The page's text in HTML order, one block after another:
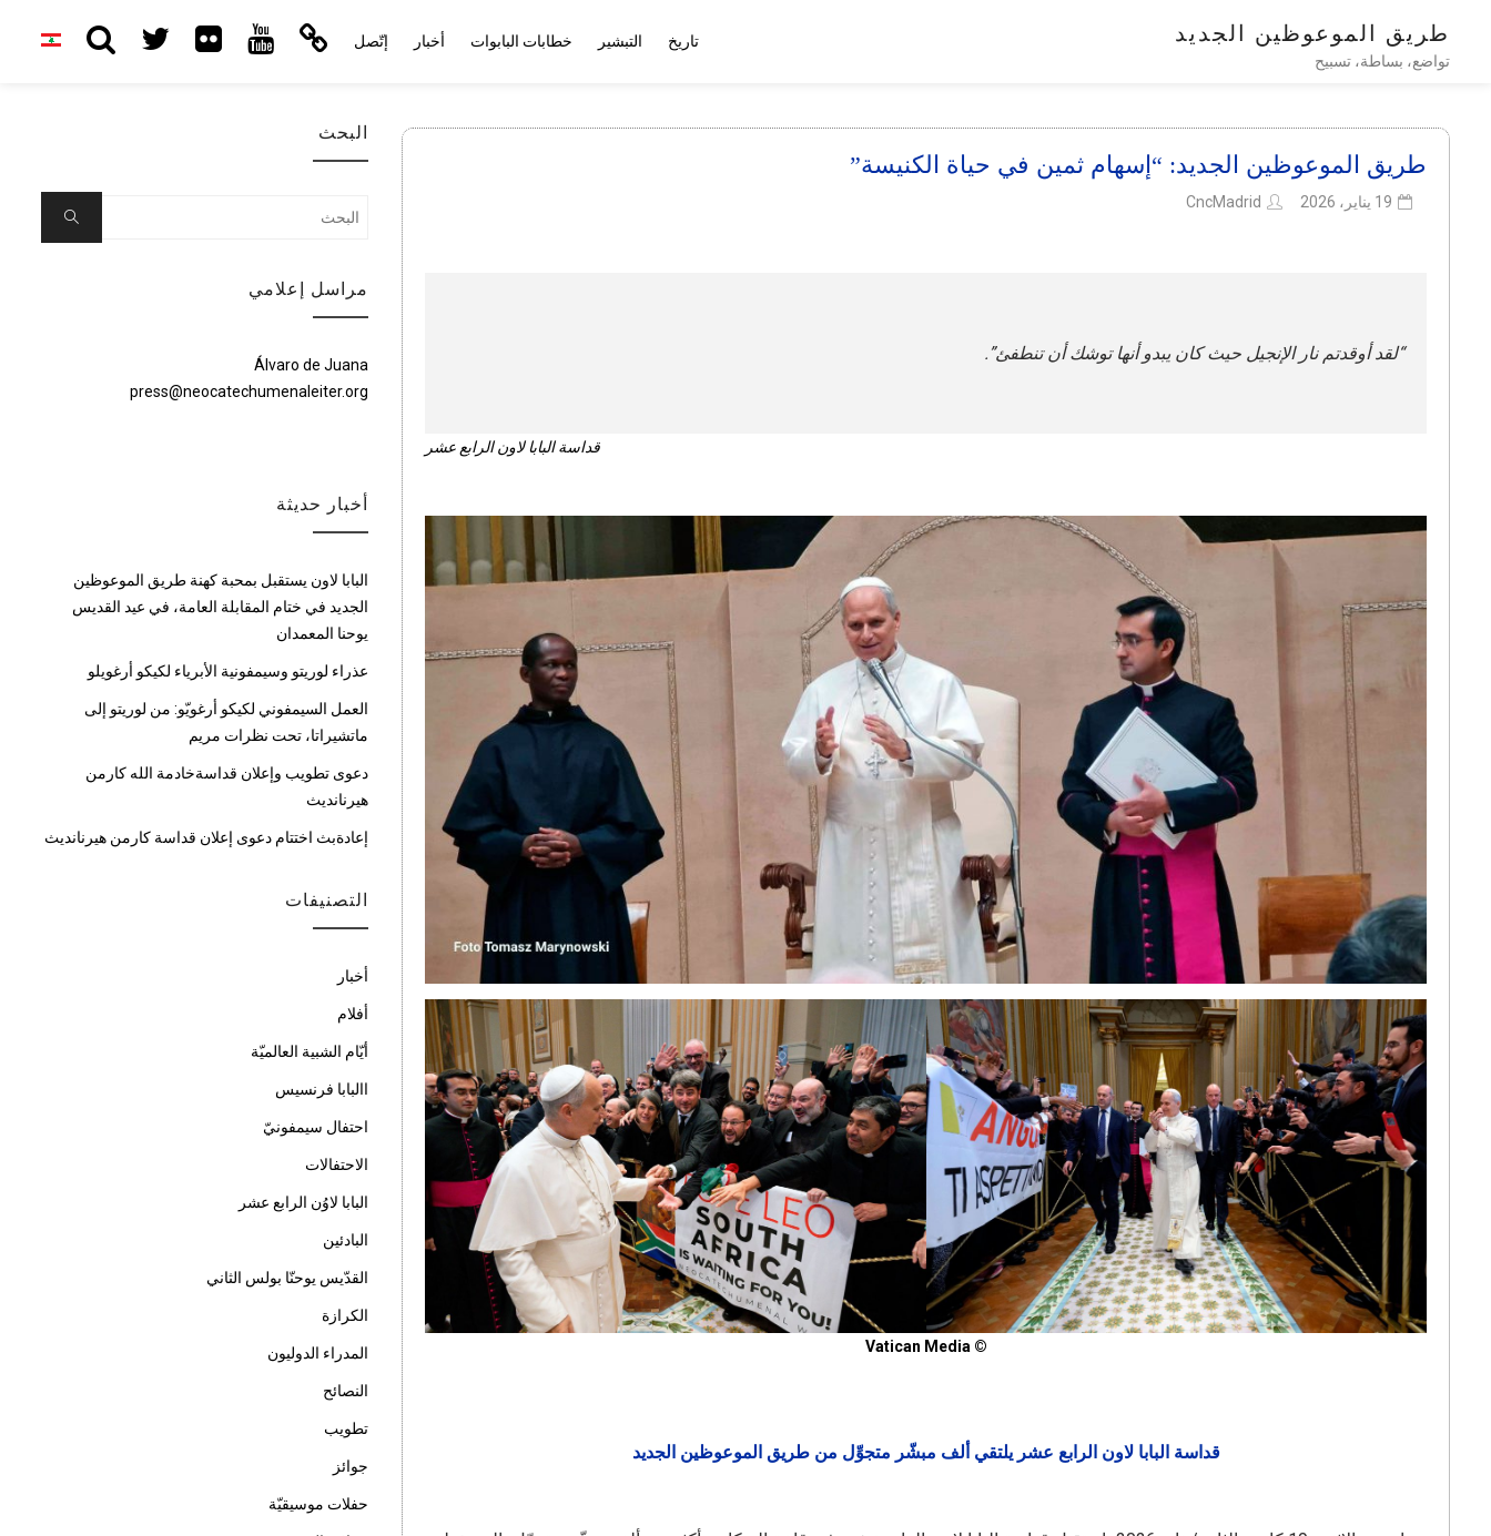
طريق الموعوظين الجديد
تواضع، بساطة، تسبيح
تاريخ التبشير خطابات البابوات أخبار إتّصل
طريق الموعوظين الجديد: “إسهام ثمين في حياة الكنيسة”
19 يناير، 2026 CncMadrid
“لقد أوقدتم نار الإنجيل حيث كان يبدو أنها توشك أن تنطفئ”.
قداسة البابا لاون الرابع عشر
© Vatican Media
قداسة البابا لاون الرابع عشر يلتقي ألف مبشّر متجوِّل من طريق الموعوظين الجديد
البحث
Search
Search
مراسل إعلامي
Álvaro de Juana
press@neocatechumenaleiter.org
أخبار حديثة
البابا لاون يستقبل بمحبة كهنة طريق الموعوظين
الجديد في ختام المقابلة العامة، في عيد القديس
يوحنا المعمدان
عذراء لوريتو وسيمفونية الأبرياء لكيكو أرغويلو
العمل السيمفوني لكيكو أرغويّو: من لوريتو إلى
ماتشيراتا، تحت نظرات مريم
دعوى تطويب وإعلان قداسةخادمة الله كارمن
هيرنانديث
إعادةبث اختتام دعوى إعلان قداسة كارمن هيرنانديث
التصنيفات
أخبار
أفلام
أيّام الشبية العالميّة
االبابا فرنسيس
احتفال سيمفونيّ
الاحتفالات
البابا لاوُن الرابع عشر
البادئين
القدّيس يوحنّا بولس الثاني
الكرازة
المدراء الدوليون
النصائح
تطويب
جوائز
حفلات موسيقيّة